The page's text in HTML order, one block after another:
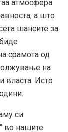
атмосфера
а што
шансите за
срамота од
на
власта. Исто
си
во нашите